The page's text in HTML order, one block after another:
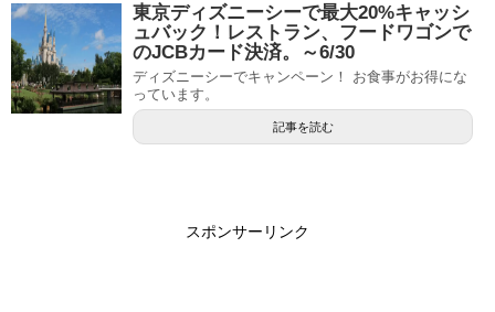
東京ディズニーシーで最大20%キャッシ
ュバック！レストラン、フードワゴンで
のJCBカード決済。～6/30
ディズニーシーでキャンペーン！ お食事がお得にな
っています。
記事を読む
スポンサーリンク